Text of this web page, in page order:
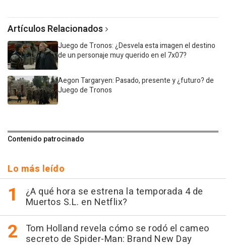
Artículos Relacionados
Juego de Tronos: ¿Desvela esta imagen el destino
de un personaje muy querido en el 7x07?
Aegon Targaryen: Pasado, presente y ¿futuro? de
Juego de Tronos
Contenido patrocinado
Lo más leído
¿A qué hora se estrena la temporada 4 de
Muertos S.L. en Netflix?
Tom Holland revela cómo se rodó el cameo
secreto de Spider-Man: Brand New Day